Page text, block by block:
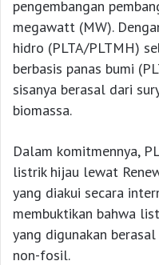
pengembangan
megawatt (MW).
hidro (PLTA/PLTMH)
berbasis panas bumi
sisanya berasal dari
biomassa.
Dalam komitmennya,
listrik hijau lewat
yang diakui secara
membuktikan bahwa
yang digunakan
non-fosil.